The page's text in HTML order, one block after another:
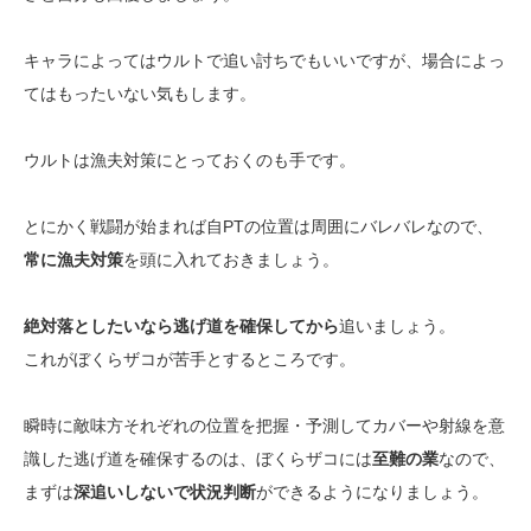
キャラによってはウルトで追い討ちでもいいですが、場合によっ
てはもったいない気もします。
ウルトは漁夫対策にとっておくのも手です。
とにかく戦闘が始まれば自PTの位置は周囲にバレバレなので、
常に漁夫対策を頭に入れておきましょう。
絶対落としたいなら逃げ道を確保してから追いましょう。
これがぼくらザコが苦手とするところです。
瞬時に敵味方それぞれの位置を把握・予測してカバーや射線を意
識した逃げ道を確保するのは、ぼくらザコには至難の業なので、
まずは深追いしないで状況判断ができるようになりましょう。